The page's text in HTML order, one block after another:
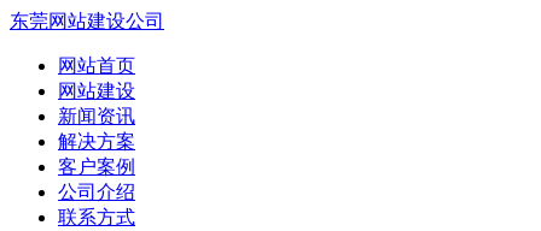
东莞网站建设公司
网站首页
网站建设
新闻资讯
解决方案
客户案例
公司介绍
联系方式